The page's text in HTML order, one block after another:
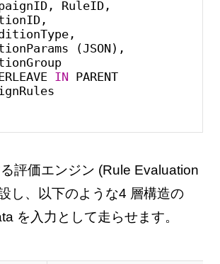
(JSON),
IN PARENT
評価エンジン (Rule Evaluation
し、以下のような4 層構造の
を入力として走らせます。